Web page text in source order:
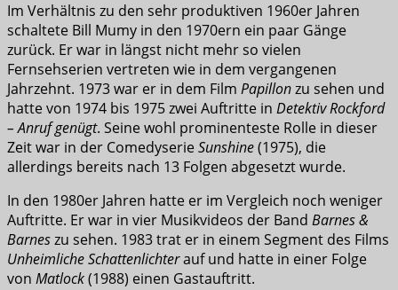
Im Verhältnis zu den sehr produktiven 1960er Jahren
schaltete Bill Mumy in den 1970ern ein paar Gänge
zurück. Er war in längst nicht mehr so vielen
Fernsehserien vertreten wie in dem vergangenen
Jahrzehnt. 1973 war er in dem Film Papillonzu sehen und
hatte von 1974 bis 1975 zwei Auftritte in Detektiv Rockford
– Anruf genügt. Seine wohl prominenteste Rolle in dieser
Zeit war in der ComedyserieSunshine(1975), die
allerdings bereits nach 13 Folgen abgesetzt wurde.
In den 1980er Jahren hatte er im Vergleich noch weniger
Auftritte. Er war in vier Musikvideos der Band Barnes &
Barneszu sehen. 1983 trat er in einem Segment des Films
Unheimliche Schattenlichterauf und hatte in einer Folge
von Matlock(1988) einen Gastauftritt.